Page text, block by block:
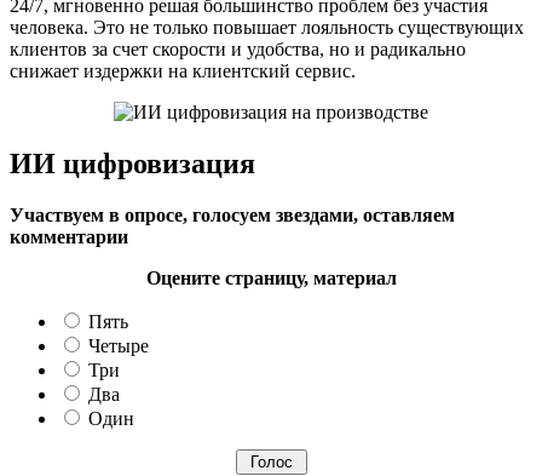
24/7, мгновенно решая большинство проблем без участия
человека. Это не только повышает лояльность существующих
клиентов за счет скорости и удобства, но и радикально
снижает издержки на клиентский сервис.
ИИ цифровизация
Участвуем в опросе, голосуем звездами, оставляем
комментарии
Оцените страницу, материал
Пять
Четыре
Три
Два
Один